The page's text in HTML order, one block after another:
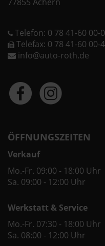
Telefon: 0 78 41-60 00-0
Telefax: 0 78 41-60 00-
info@auto-roth.de
ÖFFNUNGSZEITEN
Verkauf
Mo.-Fr. 09:00 - 18:00 Uhr
Sa. 09:00 - 12:00 Uhr
Werkstatt & Service
Mo.-Fr. 07:30 - 18:00 Uhr
Sa. 08:00 - 12:00 Uhr